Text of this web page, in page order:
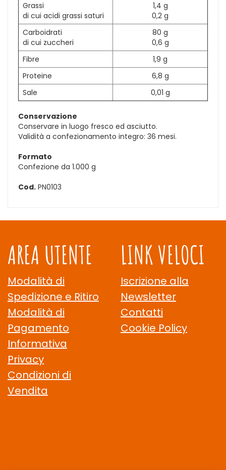
Grassi
di cui acidi grassi saturi
1,4 g
0,2 g
Carboidrati
di cui zuccheri
80 g
0,6 g
Fibre
1,9 g
Proteine
6,8 g
Sale
0,01 g
Conservazione
Conservare in luogo fresco ed asciutto.
Validità a confezionamento integro: 36 mesi.
Formato
Confezione da 1.000 g
Cod. PN0103
AREA UTENTE
Modalità di
Spedizione e Ritiro
Modalità di
Pagamento
Informativa
Privacy
Condizioni di
Vendita
LINK VELOCI
Iscrizione alla
Newsletter
Contatti
Cookie Policy